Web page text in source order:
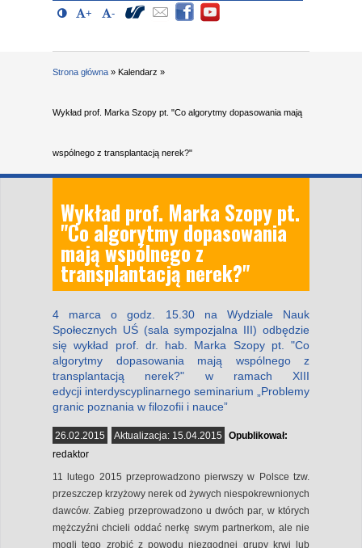
Opcje dostępności (wymagają
Włącz/Wyłącz Wysoki kontrast
+ Powiększ czcionkę
- Zmniejsz czcionkę
Społeczności
Strona główna » Kalendarz »
Wykład prof. Marka Szopy pt. "Co algorytmy dopasowania mają
wspólnego z transplantacją nerek?"
Wykład prof. Marka Szopy pt.
"Co algorytmy dopasowania
mają wspólnego z
transplantacją nerek?"
4 marca o godz. 15.30 na Wydziale Nauk
Społecznych UŚ (sala sympozjalna III) odbędzie
się wykład prof. dr. hab. Marka Szopy pt. "Co
algorytmy dopasowania mają wspólnego z
transplantacją nerek?" w ramach XIII
edycji interdyscyplinarnego seminarium „Problemy
granic poznania w filozofii i nauce”
26.02.2015 Aktualizacja: 15.04.2015
Opublikował:
redaktor
11 lutego 2015 przeprowadzono pierwszy w Polsce tzw.
przeszczep krzyżowy nerek od żywych niespokrewnionych
dawców. Zabieg przeprowadzono u dwóch par, w których
mężczyźni chcieli oddać nerkę swym partnerkom, ale nie
mogli tego zrobić z powodu niezgodnej grupy krwi lub